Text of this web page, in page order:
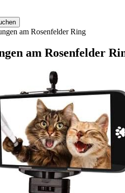
am Rosenfelder Ring
am Rosenfelder